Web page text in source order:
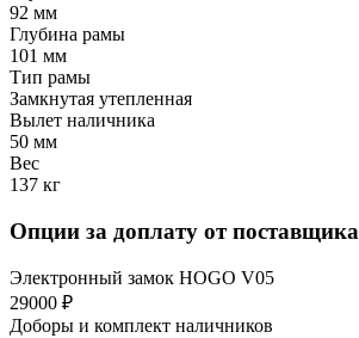
92 мм
Глубина рамы
101 мм
Тип рамы
Замкнутая утепленная
Вылет наличника
50 мм
Вес
137 кг
Опции за доплату от поставщика
Электронный замок HOGO V05
29000 ₽
Доборы и комплект наличников